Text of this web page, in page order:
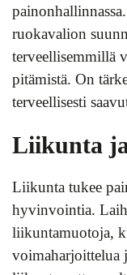
ruokavalion
terveellisemmillä
pitämistä. On
terveellisesti
Liikunta
Liikunta tukee
hyvinvointia.
liikuntamuotoja,
voimaharjoittelua